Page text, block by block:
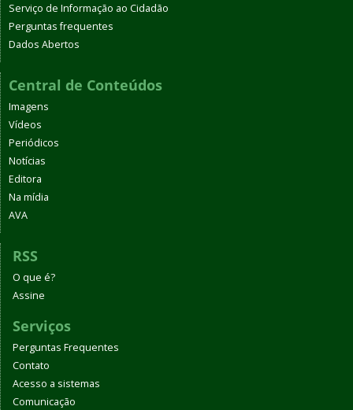
Serviço de Informação ao Cidadão
Perguntas frequentes
Dados Abertos
Central de Conteúdos
Imagens
Vídeos
Periódicos
Notícias
Editora
Na mídia
AVA
RSS
O que é?
Assine
Serviços
Perguntas Frequentes
Contato
Acesso a sistemas
Comunicação